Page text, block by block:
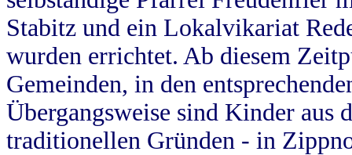
Stabitz und ein Lokalvikariat
wurden errichtet. Ab diesem
Gemeinden, in den
Übergangsweise sind Kinder aus
traditionellen Gründen - in